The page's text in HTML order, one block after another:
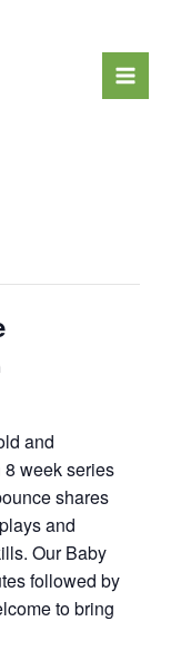
and
week series
shares
and
Our Baby
followed by
to bring